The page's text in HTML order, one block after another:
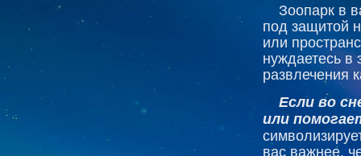
Зоопарк в
под защитой
или
нуждаетесь в
развлечения
Если во
или
вас важнее,